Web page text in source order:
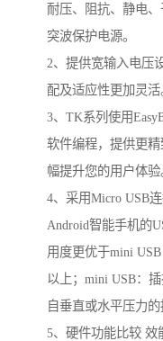
耐压、阻抗、静电
突波保护电源。
2、提供宽输入电压
配及适应性更加灵活
3、TK系列使用
软件编程，提供更
幅提升您的用户体验
4、采用Micro USB
Android智能手机的
用度更优于mini
以上；mini USB：
自垂直或水平压力的
5、硬件功能比较 效